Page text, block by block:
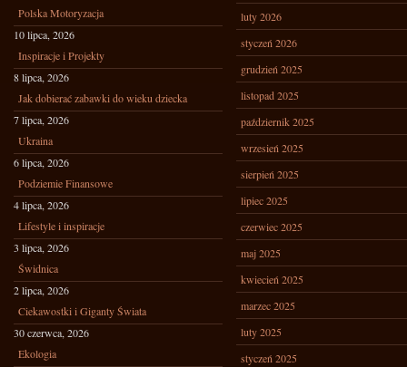
Polska Motoryzacja
10 lipca, 2026
Inspiracje i Projekty
8 lipca, 2026
Jak dobierać zabawki do wieku dziecka
7 lipca, 2026
Ukraina
6 lipca, 2026
Podziemie Finansowe
4 lipca, 2026
Lifestyle i inspiracje
3 lipca, 2026
Świdnica
2 lipca, 2026
Ciekawostki i Giganty Świata
30 czerwca, 2026
Ekologia
luty 2026
styczeń 2026
grudzień 2025
listopad 2025
październik 2025
wrzesień 2025
sierpień 2025
lipiec 2025
czerwiec 2025
maj 2025
kwiecień 2025
marzec 2025
luty 2025
styczeń 2025